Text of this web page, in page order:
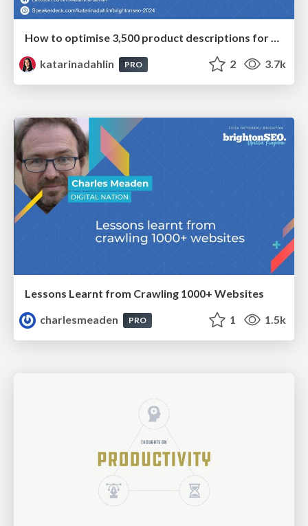
How to optimise 3,500 product descriptions for ecommerce in one day using ChatGPT
katarinadahlin
PRO 2 3.7k
Lessons Learnt from Crawling 1000+ Websites
charlesmeaden
PRO 1 1.5k